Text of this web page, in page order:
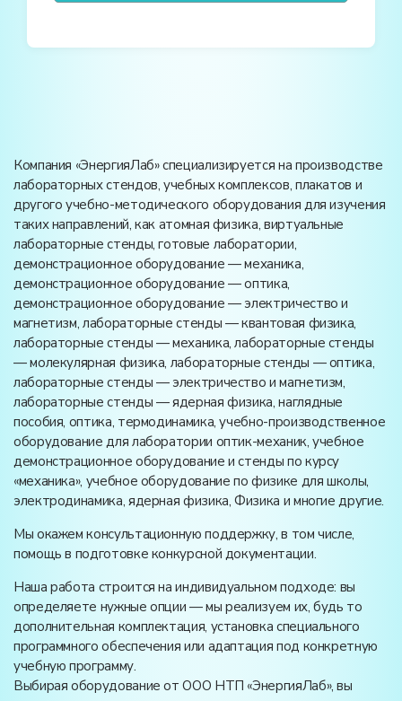
Компания «ЭнергияЛаб» специализируется на производстве
лабораторных стендов, учебных комплексов, плакатов и
другого учебно-методического оборудования для изучения
таких направлений, как атомная физика, виртуальные
лабораторные стенды, готовые лаборатории,
демонстрационное оборудование — механика,
демонстрационное оборудование — оптика,
демонстрационное оборудование — электричество и
магнетизм, лабораторные стенды — квантовая физика,
лабораторные стенды — механика, лабораторные стенды
— молекулярная физика, лабораторные стенды — оптика,
лабораторные стенды — электричество и магнетизм,
лабораторные стенды — ядерная физика, наглядные
пособия, оптика, термодинамика, учебно-производственное
оборудование для лаборатории оптик-механик, учебное
демонстрационное оборудование и стенды по курсу
«механика», учебное оборудование по физике для школы,
электродинамика, ядерная физика, Физика и многие другие.
Мы окажем консультационную поддержку, в том числе,
помощь в подготовке конкурсной документации.
Наша работа строится на индивидуальном подходе: вы
определяете нужные опции — мы реализуем их, будь то
дополнительная комплектация, установка специального
программного обеспечения или адаптация под конкретную
учебную программу.
Выбирая оборудование от ООО НТП «ЭнергияЛаб», вы